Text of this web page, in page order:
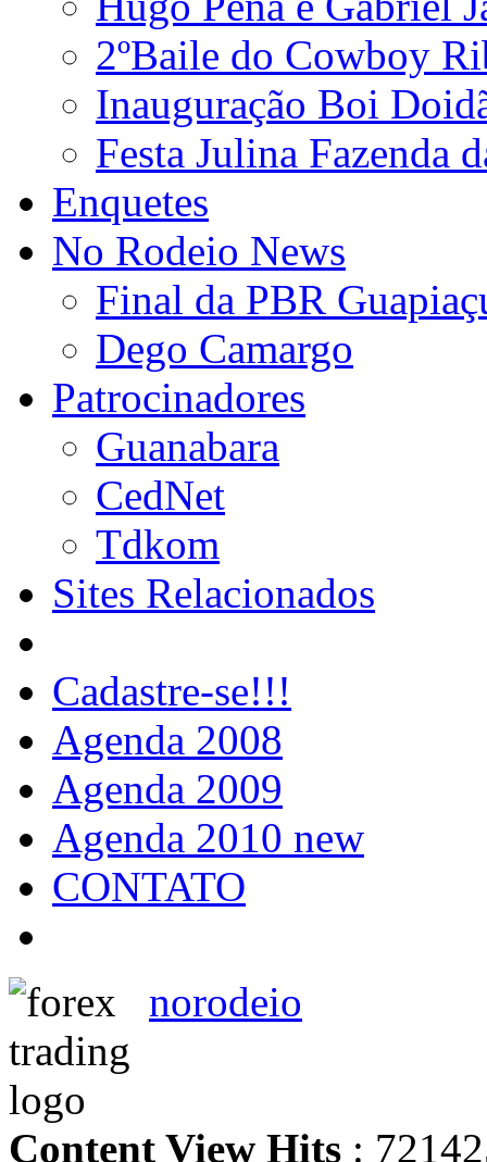
2ºBaile do Cowboy
Inauguração Boi
Festa Julina Fazenda
Enquetes
No Rodeio News
Final da PBR
Dego Camargo
Patrocinadores
Guanabara
CedNet
Tdkom
Sites Relacionados
Cadastre-se!!!
Agenda 2008
Agenda 2009
Agenda 2010 new
CONTATO
norodeio
Content View Hits :